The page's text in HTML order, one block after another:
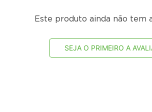
Este produto ainda não tem
SEJA O PRIMEIRO A